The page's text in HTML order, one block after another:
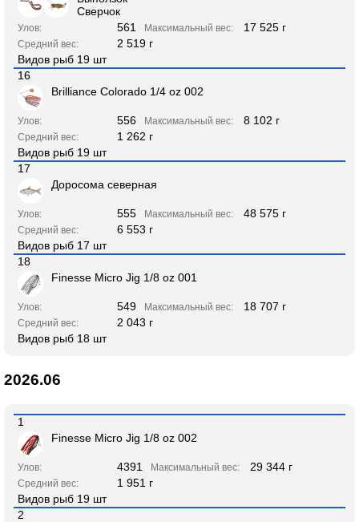
Сверчок
Улов: 561 Максимальный вес: 17 525 г
Средний вес:
2 519 г
Видов рыб 19 шт
16
Brilliance Colorado 1/4 oz 002
Улов: 556 Максимальный вес: 8 102 г
Средний вес:
1 262 г
Видов рыб 19 шт
17
Доросома северная
Улов: 555 Максимальный вес: 48 575 г
Средний вес:
6 553 г
Видов рыб 17 шт
18
Finesse Micro Jig 1/8 oz 001
Улов: 549 Максимальный вес: 18 707 г
Средний вес:
2 043 г
Видов рыб 18 шт
2026.06
1
Finesse Micro Jig 1/8 oz 002
Улов: 4391 Максимальный вес: 29 344 г
Средний вес:
1 951 г
Видов рыб 19 шт
2